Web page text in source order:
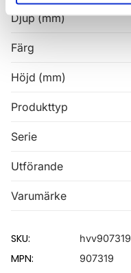
Djup (mm)
Färg
Höjd (mm)
Produkttyp
Serie
Utförande
Varumärke
SKU: hvv907319
MPN: 907319